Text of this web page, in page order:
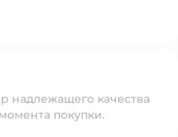
надлежащего качества
покупки.